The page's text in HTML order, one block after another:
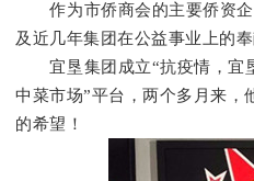
作为市侨商会的主要侨资
及近几年集团在公益事业上的
宜垦集团成立“抗疫情，宜
中菜市场”平台，两个多月来，
的希望！